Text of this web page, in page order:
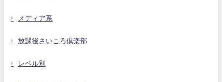
メディア系
放課後さいころ倶楽部
レベル別